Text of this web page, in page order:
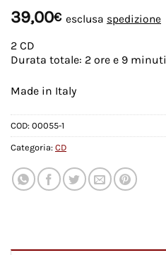
39,00€ esclusa spedizione
2 CD
Durata totale: 2 ore e 9 minuti
Made in Italy
COD: 00055-1
Categoria: CD